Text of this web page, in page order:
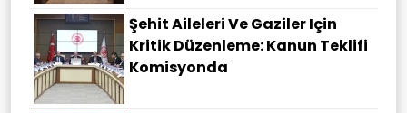
Şehit Aileleri Ve Gaziler Için
Kritik Düzenleme: Kanun Teklifi
Komisyonda